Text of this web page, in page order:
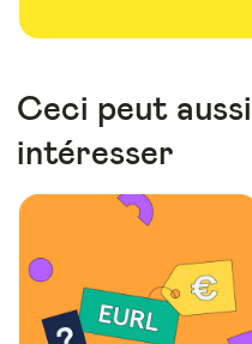
Ceci peut
intéresser